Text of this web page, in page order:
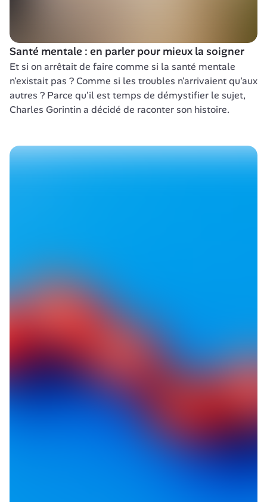
Santé mentale : en parler pour mieux la soigner
Et si on arrêtait de faire comme si la santé mentale
n'existait pas ? Comme si les troubles n'arrivaient qu'aux
autres ? Parce qu'il est temps de démystifier le sujet,
Charles Gorintin a décidé de raconter son histoire.